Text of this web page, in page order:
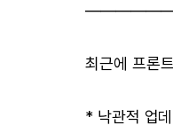
최근에 프론
* 낙관적 업